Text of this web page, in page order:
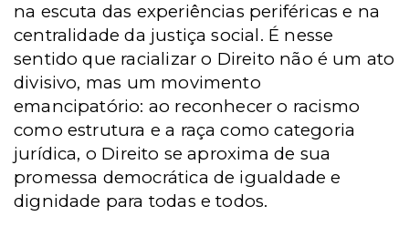
na escuta das experiências periféricas e na
centralidade da justiça social. É nesse
sentido que racializar o Direito não é um ato
divisivo, mas um movimento
emancipatório: ao reconhecer o racismo
como estrutura e a raça como categoria
jurídica, o Direito se aproxima de sua
promessa democrática de igualdade e
dignidade para todas e todos.